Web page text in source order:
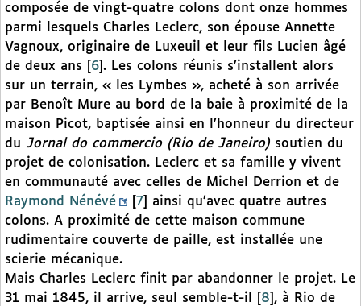
composée de vingt-quatre colons dont onze hommes
parmi lesquels Charles Leclerc, son épouse Annette
Vagnoux, originaire de Luxeuil et leur fils Lucien âgé
de deux ans
6 . Les colons réunis s’installent alors
sur un terrain, « les Lymbes », acheté à son arrivée
par Benoît Mure au bord de la baie à proximité de la
maison Picot, baptisée ainsi en l’honneur du directeur
du Jornal do commercio (Rio de Janeiro) soutien du
projet de colonisation. Leclerc et sa famille y vivent
en communauté avec celles de Michel Derrion et de
Raymond Nénévé
7
ainsi qu’avec quatre autres
colons. A proximité de cette maison commune
rudimentaire couverte de paille, est installée une
scierie mécanique.
Mais Charles Leclerc finit par abandonner le projet. Le
31 mai 1845, il arrive, seul semble-t-il
8 , à Rio de